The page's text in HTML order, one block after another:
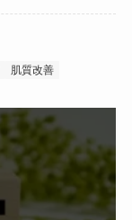
肌質改善